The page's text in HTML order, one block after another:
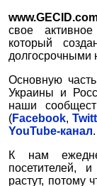
www.
свое
который
долгосрочными
Основную
Украины и
наши
(Facebook,
YouTube-канал.
К нам
посетителей,
растут, потому